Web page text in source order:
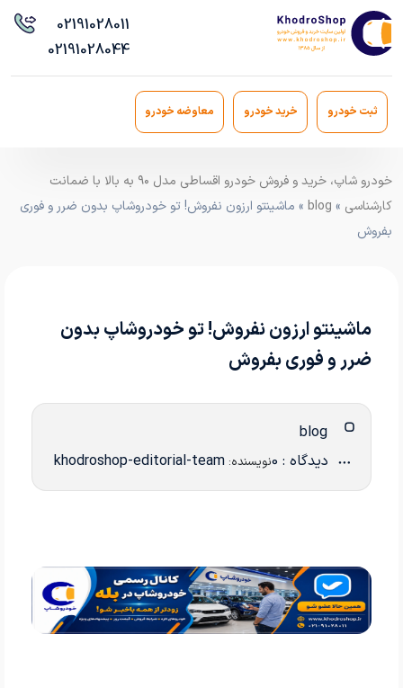
02191028011
02191028044
ثبت خودرو خرید خودرو معاوضه خودرو
خودرو شاپ، خرید و فروش خودرو اقساطی مدل ۹۰ به بالا با ضمانت
کارشناسی »
blog » ماشینتو ارزون نفروش! تو خودروشاپ بدون ضرر و فوری
بفروش
ماشینتو ارزون نفروش! تو خودروشاپ بدون
ضرر و فوری بفروش
دیدگاه : 0 نویسنده: khodroshop-editorial-team